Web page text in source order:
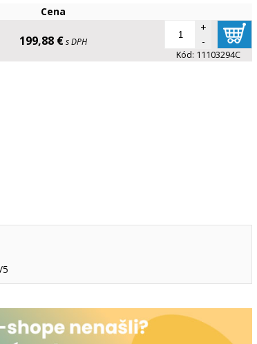
Cena
199,88 € s DPH
+
-
Kód: 11103294C